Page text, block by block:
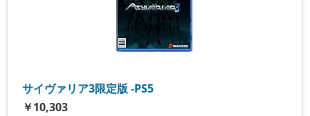
サイヴァリア3限定版 -PS5
￥10,303